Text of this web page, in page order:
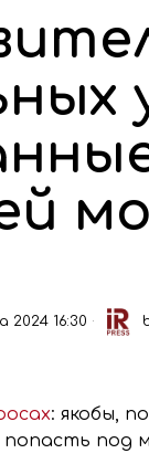
2024 16:30
: якобы,
под